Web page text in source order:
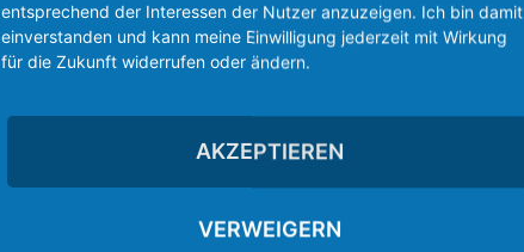
entsprechend der Interessen der Nutzer anzuzeigen. Ich bin damit
einverstanden und kann meine Einwilligung jederzeit mit Wirkung
für die Zukunft widerrufen oder ändern.
AKZEPTIEREN
VERWEIGERN